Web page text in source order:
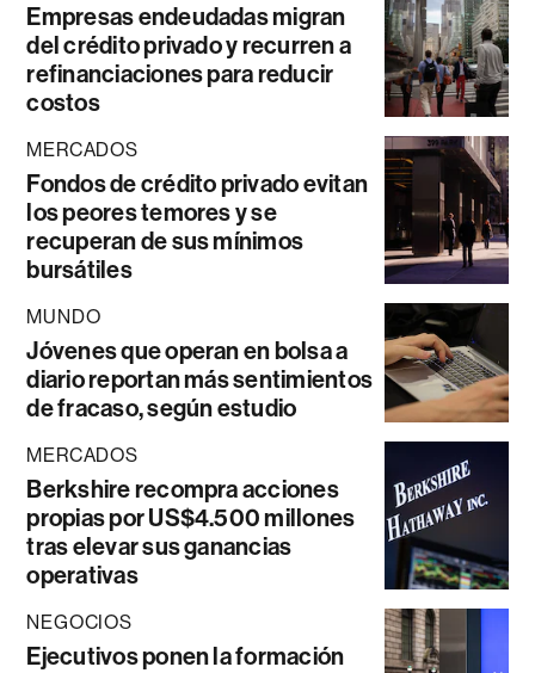
Empresas endeudadas migran
del crédito privado y recurren a
refinanciaciones para reducir
costos
MERCADOS
Fondos de crédito privado evitan
los peores temores y se
recuperan de sus mínimos
bursátiles
MUNDO
Jóvenes que operan en bolsa a
diario reportan más sentimientos
de fracaso, según estudio
MERCADOS
Berkshire recompra acciones
propias por US$4.500 millones
tras elevar sus ganancias
operativas
NEGOCIOS
Ejecutivos ponen la formación